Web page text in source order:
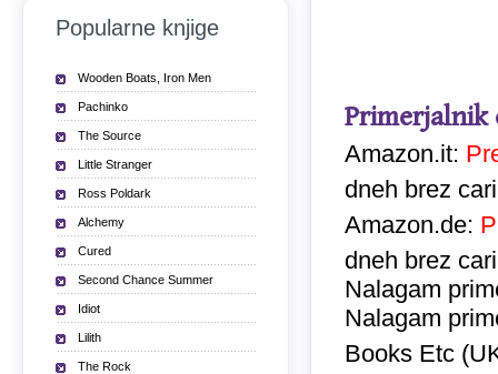
Primerjalnik
Amazon.it:
dneh brez
Amazon.de:
dneh brez
Nalagam
Nalagam
Books Etc
Popularne knjige
Wooden Boats, Iron Men
Pachinko
The Source
Little Stranger
Ross Poldark
Alchemy
Cured
Second Chance Summer
Idiot
Lilith
The Rock